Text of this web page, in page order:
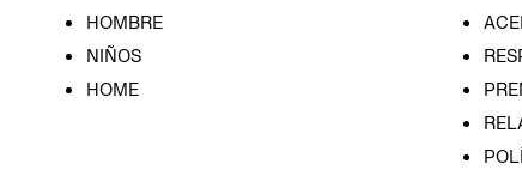
HOMBRE
NIÑOS
HOME